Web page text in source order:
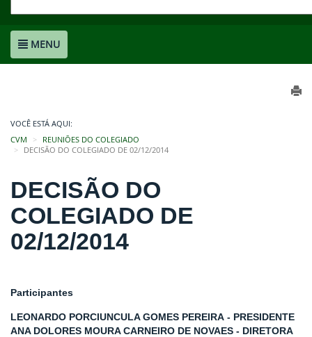
MENU
VOCÊ ESTÁ AQUI:
CVM
REUNIÕES DO COLEGIADO
DECISÃO DO COLEGIADO DE 02/12/2014
DECISÃO DO
COLEGIADO DE
02/12/2014
Participantes
LEONARDO PORCIUNCULA GOMES PEREIRA - PRESIDENTE
ANA DOLORES MOURA CARNEIRO DE NOVAES - DIRETORA